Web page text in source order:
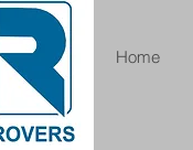
Home